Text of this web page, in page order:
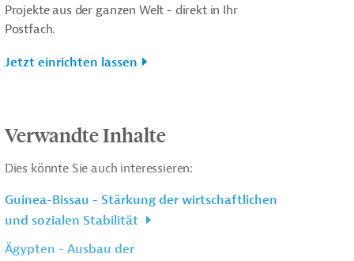
Projekte aus der ganzen Welt - direkt in Ihr
Postfach.
Jetzt einrichten lassen
Verwandte Inhalte
Dies könnte Sie auch interessieren:
Guinea-Bissau - Stärkung der wirtschaftlichen
und sozialen Stabilität
Ägypten - Ausbau der